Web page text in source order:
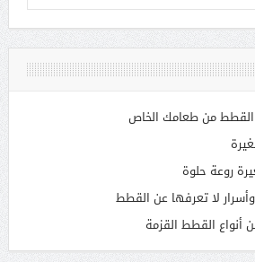
من طعامك الخاص
روعة حلوة
لا تعرفها عن القطط
أنواع القطط القزمة